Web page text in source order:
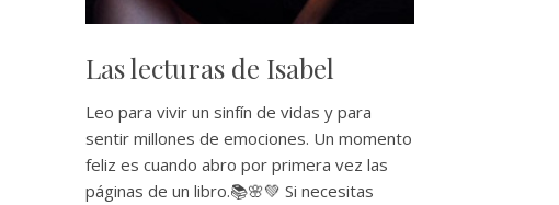
Las lecturas de Isabel
Leo para vivir un sinfín de vidas y para
sentir millones de emociones. Un momento
feliz es cuando abro por primera vez las
páginas de un libro.📚🌸💚 Si necesitas